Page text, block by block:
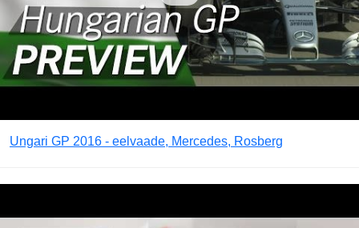
Ungari GP 2016 - eelvaade, Mercedes, Rosberg